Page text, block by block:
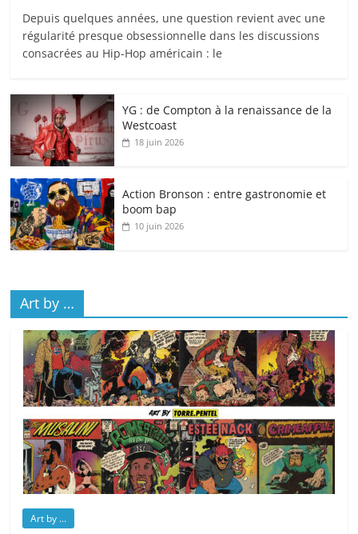
Depuis quelques années, une question revient avec une
régularité presque obsessionnelle dans les discussions
consacrées au Hip-Hop américain : le
YG : de Compton à la renaissance de la
Westcoast
18 juin 2026
Action Bronson : entre gastronomie et
boom bap
10 juin 2026
Art by …
Art by ...